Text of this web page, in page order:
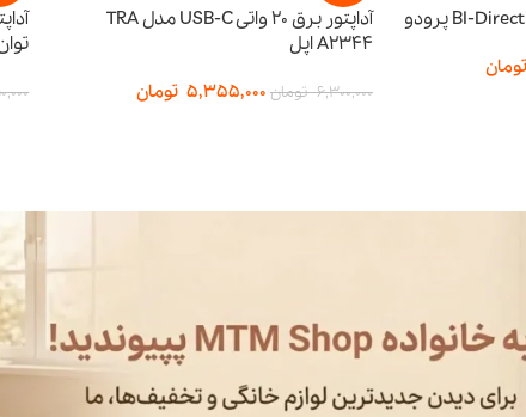
آداپتور برق 20 واتی USB-C مدل TRA
5,355,000 تومان 3,950,000
3,357,500